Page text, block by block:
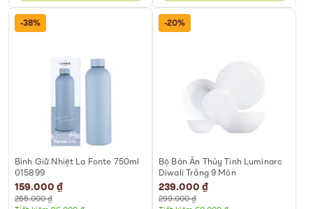
-38%
Bình Giữ Nhiệt La Fonte 750ml
015899
Special
Price
159.000 ₫
255.000 ₫
-20%
Bộ Bàn Ăn Thủy Tinh Luminarc
Diwali Trắng 9 Món
Special
Price
239.000 ₫
299.000 ₫